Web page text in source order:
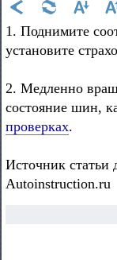
1. Поднимите
установите
2. Медленно
состояние шин,
проверках.
Источник статьи
Autoinstruction.ru